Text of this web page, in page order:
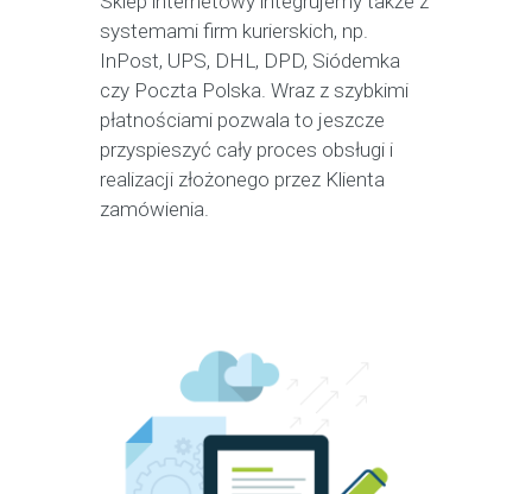
systemami firm kurierskich, np.
InPost, UPS, DHL, DPD, Siódemka
czy Poczta Polska. Wraz z szybkimi
płatnościami pozwala to jeszcze
przyspieszyć cały proces obsługi i
realizacji złożonego przez Klienta
zamówienia.